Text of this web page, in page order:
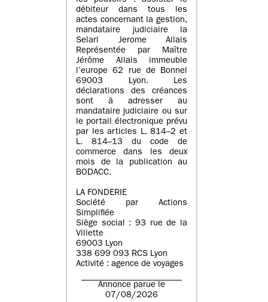
débiteur dans tous les
actes concernant la gestion,
mandataire judiciaire la
Selarl Jerome Allais
Représentée par Maître
Jérôme Allais immeuble
l’europe 62 rue de Bonnel
69003 Lyon. Les
déclarations des créances
sont à adresser au
mandataire judiciaire ou sur
le portail électronique prévu
par les articles L. 814–2 et
L. 814–13 du code de
commerce dans les deux
mois de la publication au
BODACC.
LA FONDERIE
Société par Actions
Simplifiée
Siège social : 93 rue de la
Villette
69003 Lyon
338 699 093 RCS Lyon
Activité : agence de voyages
Annonce parue le
07/08/2026